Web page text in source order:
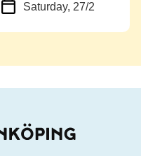
Saturday, 27/2